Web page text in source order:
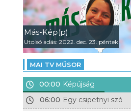
Más-Kép(p)
Utolsó adás: 2022. dec. 23. péntek
MAI TV MŰSOR
00:00 Képújság
06:00 Egy csipetnyi szó